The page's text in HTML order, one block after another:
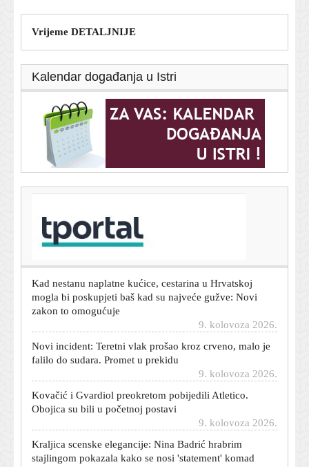
Vrijeme DETALJNIJE
Kalendar događanja u Istri
FOTO Pogledajte kako izgleda urušena vila na koju su
se popeli ozlijeđeni maloljetnici
Kad nestanu naplatne kućice, cestarina u Hrvatskoj
mogla bi poskupjeti baš kad su najveće gužve: Novi
zakon to omogućuje
Novi incident: Teretni vlak prošao kroz crveno, malo je
falilo do sudara. Promet u prekidu
Kovačić i Gvardiol preokretom pobijedili Atletico.
Obojica su bili u početnoj postavi
Kraljica scenske elegancije: Nina Badrić hrabrim
stajlingom pokazala kako se nosi 'statement' komad
9. kolovoza 2026.